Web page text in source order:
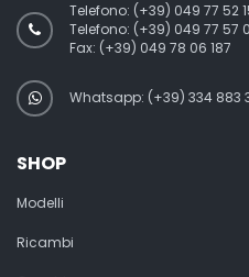
Telefono: (+39) 049 77 52
Telefono: (+39) 049 77 57
Fax: (+39) 049 78 06 187
Whatsapp: (+39) 334 883
SHOP
Modelli
Ricambi